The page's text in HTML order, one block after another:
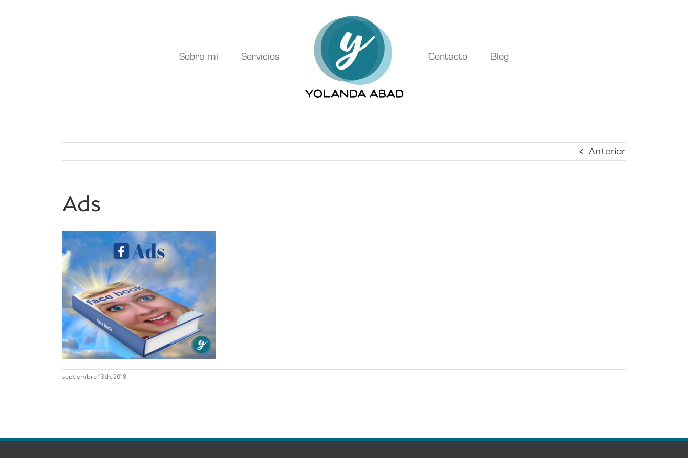
Sobre mi Servicios Contacto Blog
Anterior
Ads
septiembre 13th, 2018